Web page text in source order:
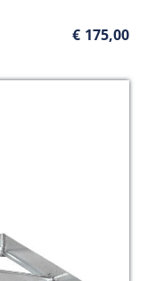
€ 175,00